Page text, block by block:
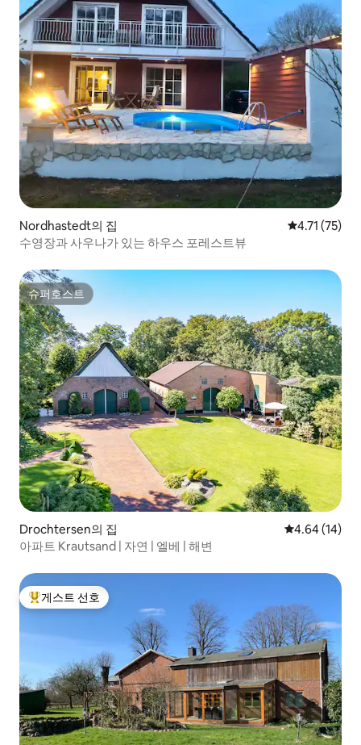
Nordhastedt의 집 평점 4.71점
4.71 (75)
수영장과 사우나가 있는 하우스 포레스트뷰
슈퍼호스트
슈퍼호스트
Drochtersen의 집 평점 4.64점(5
4.64 (14)
아파트 Krautsand | 자연 | 엘베 | 해변
상위 게스트 선호
게스트 선호